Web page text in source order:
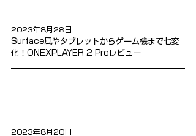
2023年8月28日
Surface風やタブレットからゲーム機まで七変
化！ONEXPLAYER 2 Proレビュー
2023年8月20日